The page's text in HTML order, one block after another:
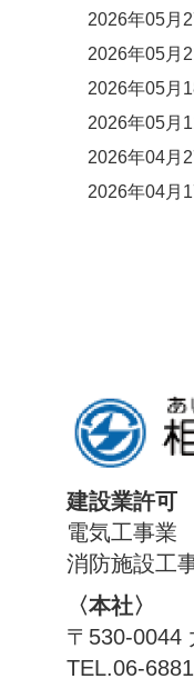
2026年05月
2026年05月
2026年05月
2026年05月
2026年04月
2026年04月
建設業許可
電気工事業
消防施設工
〈本社〉
〒530-0044
TEL.06-